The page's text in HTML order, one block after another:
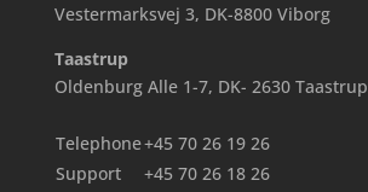
Vestermarksvej 3, DK-8800 Viborg
Taastrup
Oldenburg Alle 1-7, DK- 2630 Taastrup
Telephone+45 70 26 19 26
Support
+45 70 26 18 26